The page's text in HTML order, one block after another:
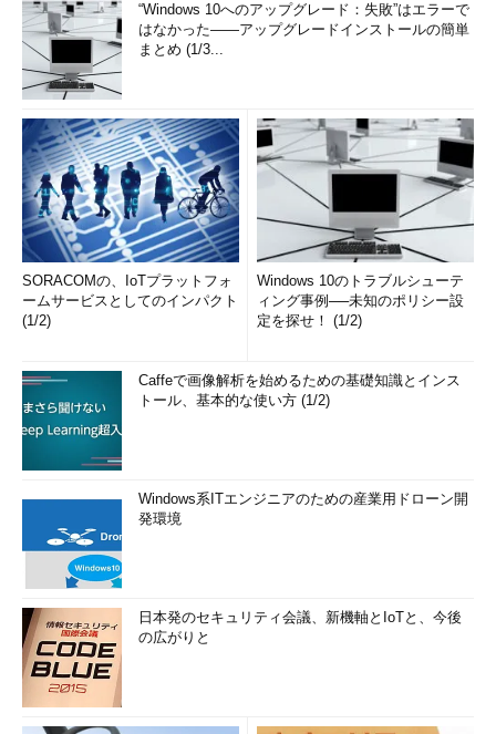
“Windows 10へのアップグレード：失敗”はエラーで
はなかった――アップグレードインストールの簡単
まとめ (1/3...
SORACOMの、IoTプラットフォ
ームサービスとしてのインパクト
(1/2)
Windows 10のトラブルシューテ
ィング事例──未知のポリシー設
定を探せ！ (1/2)
Caffeで画像解析を始めるための基礎知識とインス
トール、基本的な使い方 (1/2)
Windows系ITエンジニアのための産業用ドローン開
発環境
日本発のセキュリティ会議、新機軸とIoTと、今後
の広がりと